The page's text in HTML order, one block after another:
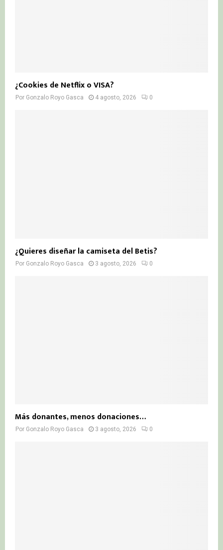
¿Cookies de Netflix o VISA?
Por Gonzalo Royo Gasca 4 agosto, 2026 0
¿Quieres diseñar la camiseta del Betis?
Por Gonzalo Royo Gasca 3 agosto, 2026 0
Más donantes, menos donaciones…
Por Gonzalo Royo Gasca 3 agosto, 2026 0